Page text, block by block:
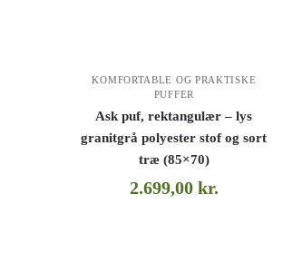
KOMFORTABLE OG PRAKTISKE
PUFFER
Ask puf, rektangulær – lys
granitgrå polyester stof og sort
træ (85×70)
2.699,00 kr.